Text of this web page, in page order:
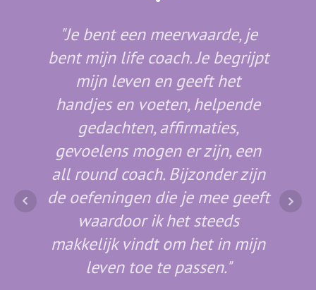
"Je bent een meerwaarde, je
bent mijn life coach. Je begrijpt
mijn leven en geeft het
handjes en voeten, helpende
gedachten, affirmaties,
gevoelens mogen er zijn, een
all round coach. Bijzonder zijn
de oefeningen die je mee geeft
waardoor ik het steeds
makkelijk vindt om het in mijn
leven toe te passen."